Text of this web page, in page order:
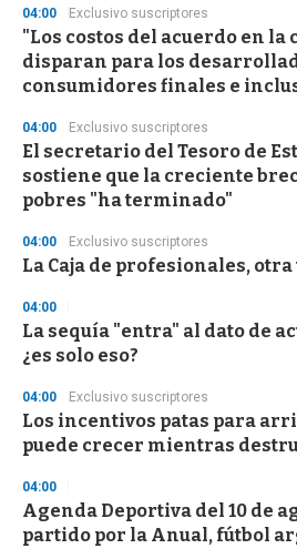
s
e
o
n
s
04:00 Exclusivo suscriptores
"Los costos del acuerdo en la
disparan para los
consumidores finales e
04:00 Exclusivo suscriptores
El secretario del Tesoro de
sostiene que la creciente
pobres "ha terminado"
04:00 Exclusivo suscriptores
La Caja de profesionales, otra
04:00
La sequía "entra" al dato de
¿es solo eso?
04:00 Exclusivo suscriptores
Los incentivos patas para
puede crecer mientras
04:00
Agenda Deportiva del 10 de
partido por la Anual, fútbol